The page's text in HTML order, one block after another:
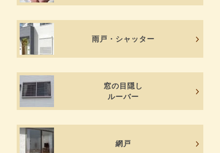
雨戸・シャッター
窓の目隠し
ルーバー
網戸